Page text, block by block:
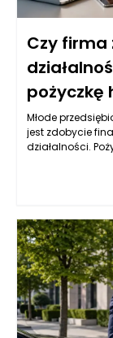
Czy firma
pożyczkę
Młode
jest zdobycie
działalności.
powinni zatem
banków i
pożyczek